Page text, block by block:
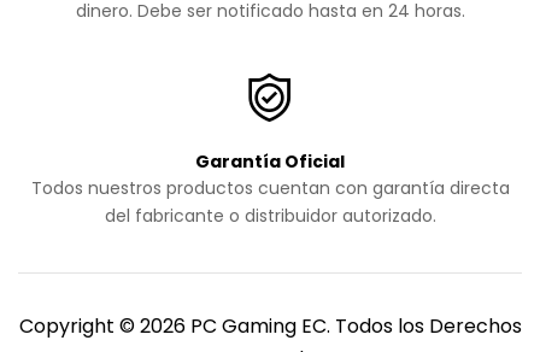
dinero. Debe ser notificado hasta en 24 horas.
Garantía Oficial
Todos nuestros productos cuentan con garantía directa
del fabricante o distribuidor autorizado.
Copyright © 2026 PC Gaming EC. Todos los Derechos